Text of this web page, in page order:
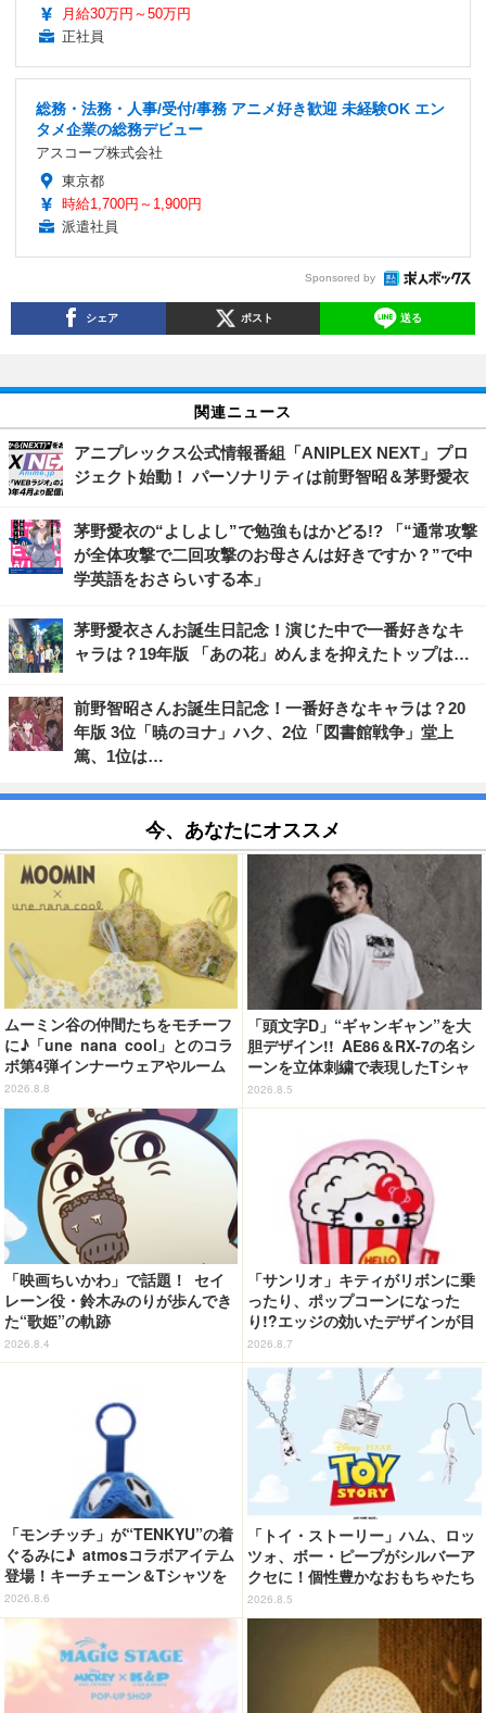
月給30万円～50万円
正社員
総務・法務・人事/受付/事務 アニメ好き歓迎 未経験OK エン
タメ企業の総務デビュー
アスコープ株式会社
東京都
時給1,700円～1,900円
派遣社員
Sponsored by
シェア ポスト 送る
関連ニュース
アニプレックス公式情報番組「ANIPLEX NEXT」プロ
ジェクト始動！ パーソナリティは前野智昭＆茅野愛衣
茅野愛衣の“よしよし”で勉強もはかどる!? 「“通常攻撃
が全体攻撃で二回攻撃のお母さんは好きですか？”で中
学英語をおさらいする本」
茅野愛衣さんお誕生日記念！演じた中で一番好きなキ
ャラは？19年版 「あの花」めんまを抑えたトップは…
前野智昭さんお誕生日記念！一番好きなキャラは？20
年版 3位「暁のヨナ」ハク、2位「図書館戦争」堂上
篤、1位は…
今、あなたにオススメ
ムーミン谷の仲間たちをモチーフ
に♪「une nana cool」とのコラ
ボ第4弾インナーウェアやルーム
ウェアが登場！
2026.8.8
「頭文字D」“ギャンギャン”を大
胆デザイン!! AE86＆RX-7の名シ
ーンを立体刺繍で表現したTシャ
ツ登場
2026.8.5
「映画ちいかわ」で話題！ セイ
レーン役・鈴木みのりが歩んでき
た“歌姫”の軌跡
2026.8.4
「サンリオ」キティがリボンに乗
ったり、ポップコーンになった
り!?エッジの効いたデザインが目
を引く♪ トートバッグやポーチが
登場
2026.8.7
「モンチッチ」が“TENKYU”の着
ぐるみに♪ atmosコラボアイテム
登場！キーチェーン＆Tシャツを
展開
2026.8.6
「トイ・ストーリー」ハム、ロッ
ツォ、ボー・ピープがシルバーア
クセに！個性豊かなおもちゃたち
をオシャレに身につけよう♪
2026.8.5